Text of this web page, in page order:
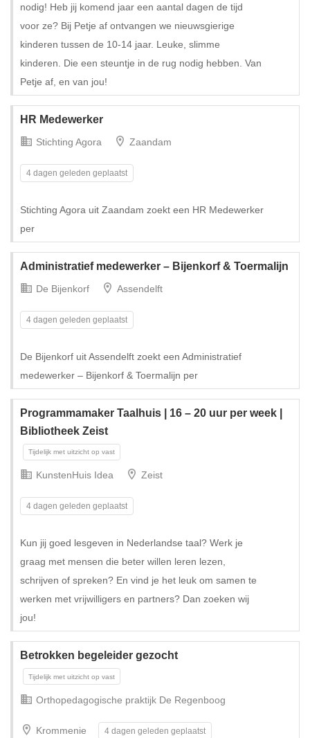
Tijdelijk
nodig! Heb jij komend jaar een aantal dagen de tijd
voor ze? Bij Petje af ontvangen we nieuwsgierige
kinderen tussen de 10-14 jaar. Leuke, slimme
kinderen. Die een steuntje in de rug nodig hebben. Van
Petje af, en van jou!
HR Medewerker
Stichting Agora Zaandam
4 dagen geleden geplaatst
Stichting Agora uit Zaandam zoekt een HR Medewerker
per
Administratief medewerker – Bijenkorf & Toermalijn
De Bijenkorf Assendelft
4 dagen geleden geplaatst
De Bijenkorf uit Assendelft zoekt een Administratief
medewerker – Bijenkorf & Toermalijn per
Programmamaker Taalhuis | 16 – 20 uur per week |
Bibliotheek Zeist
Tijdelijk met uitzicht op vast
KunstenHuis Idea Zeist
4 dagen geleden geplaatst
Kun jij goed lesgeven in Nederlandse taal? Werk je
graag met mensen die beter willen leren lezen,
schrijven of spreken? En vind je het leuk om samen te
werken met vrijwilligers en partners? Dan zoeken wij
jou!
Betrokken begeleider gezocht
Orthopedagogische praktijk De Regenboog
Krommenie 4 dagen geleden geplaatst